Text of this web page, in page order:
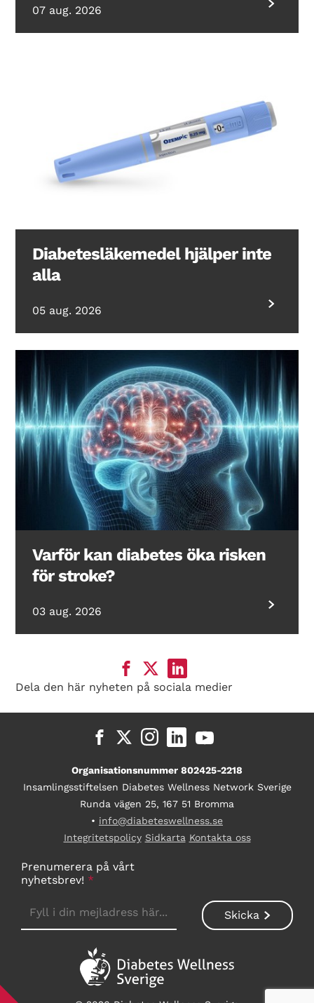
07 aug. 2026
Diabetesläkemedel hjälper inte
alla
05 aug. 2026
Varför kan diabetes öka risken
för stroke?
03 aug. 2026
Dela den här nyheten på sociala medier
Organisationsnummer 802425-2218
Insamlingsstiftelsen Diabetes Wellness Network Sverige
Runda vägen 25, 167 51 Bromma
• info@diabeteswellness.se
Integritetspolicy Sidkarta Kontakta oss
Prenumerera på vårt
nyhetsbrev! *